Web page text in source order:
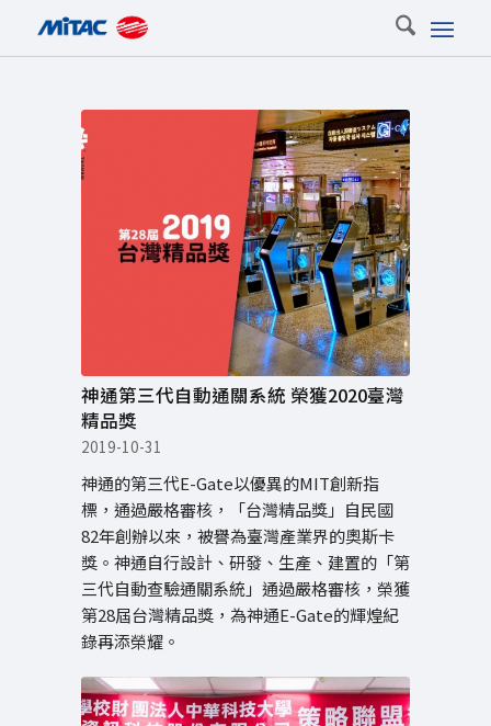
神通第三代自動通關系統 榮獲2020臺灣
精品獎
2019-10-31
神通的第三代E-Gate以優異的MIT創新指
標，通過嚴格審核，「台灣精品獎」自民國
82年創辦以來，被譽為臺灣產業界的奧斯卡
獎。神通自行設計、研發、生產、建置的「第
三代自動查驗通關系統」通過嚴格審核，榮獲
第28屆台灣精品獎，為神通E-Gate的輝煌紀
錄再添榮耀。